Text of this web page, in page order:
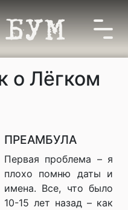
о Лёгком
ПРЕАМБУЛА
Первая проблема – я
плохо помню даты и
имена. Все, что было
10-15 лет назад – как